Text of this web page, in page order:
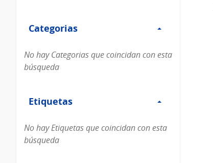
Categorias
Categorias
No hay Categorias que coincidan con esta
búsqueda
Etiquetas
Etiquetas
No hay Etiquetas que coincidan con esta
búsqueda